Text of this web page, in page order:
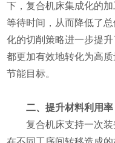
下，复合机床集成化的
等待时间，从而降低了
化的切削策略进一步提
都更加有效地转化为高
节能目标。
二、提升材料利用率
复合机床支持一次装